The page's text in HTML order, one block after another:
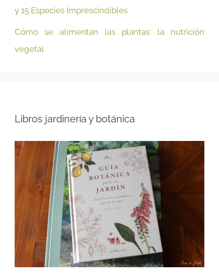
y 15 Especies Imprescindibles
Cómo se alimentan las plantas: la nutrición
vegetal
Libros jardinería y botánica